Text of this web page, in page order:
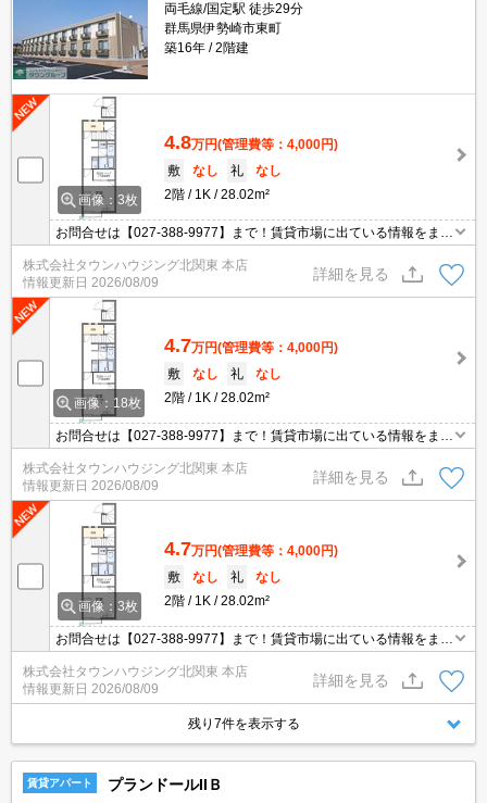
両毛線/国定駅 徒歩29分
群馬県伊勢崎市東町
築16年
2階建
画像：3枚
4.8万円(管理費等：4,000円)
敷
なし 礼
なし
2階
1K 28.02m²
お問合せは【027-388-9977】まで！賃貸市場に出ている情報をまと
認くださいませ♪
株式会社タウンハウジング北関東 本店
情報更新日 2026/08/09
詳細を見る
画像：18枚
4.7万円(管理費等：4,000円)
敷
なし 礼
なし
2階
1K 28.02m²
お問合せは【027-388-9977】まで！賃貸市場に出ている情報をまと
認くださいませ♪
株式会社タウンハウジング北関東 本店
情報更新日 2026/08/09
詳細を見る
画像：3枚
4.7万円(管理費等：4,000円)
敷
なし 礼
なし
2階
1K 28.02m²
お問合せは【027-388-9977】まで！賃貸市場に出ている情報をまと
認くださいませ♪
株式会社タウンハウジング北関東 本店
情報更新日 2026/08/09
詳細を見る
残り7件を表示する
賃貸アパート プランドールIIＢ